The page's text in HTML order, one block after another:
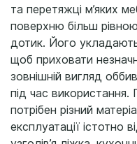
та перетяжці м’яких
поверхню більш
дотик. Його
щоб приховати
зовнішній вигляд
під час використання.
потрібен різний
експлуатації істотно